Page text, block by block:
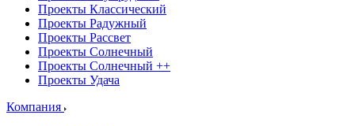
Проекты Классический
Проекты Радужный
Проекты Рассвет
Проекты Солнечный
Проекты Солнечный ++
Проекты Удача
Компания